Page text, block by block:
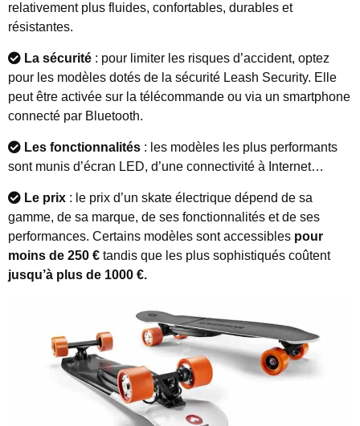
relativement plus fluides, confortables, durables et
résistantes.
La sécurité : pour limiter les risques d’accident, optez
pour les modèles dotés de la sécurité Leash Security. Elle
peut être activée sur la télécommande ou via un smartphone
connecté par Bluetooth.
Les fonctionnalités : les modèles les plus performants
sont munis d’écran LED, d’une connectivité à Internet…
Le prix : le prix d’un skate électrique dépend de sa
gamme, de sa marque, de ses fonctionnalités et de ses
performances. Certains modèles sont accessibles pour
moins de 250 € tandis que les plus sophistiqués coûtent
jusqu’à plus de 1000 €.